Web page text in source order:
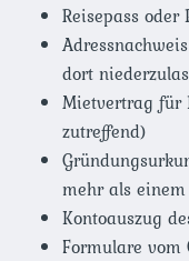
Reisepass oder
dort
Mietvertrag für
zutreffend)
mehr als
Kontoauszug
Formulare vom